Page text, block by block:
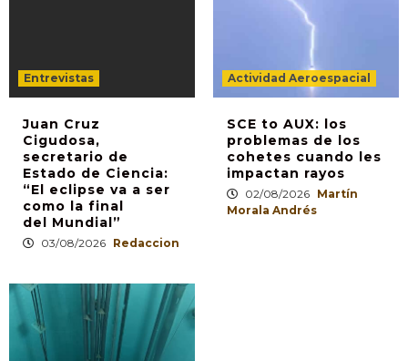
Entrevistas
Juan Cruz
Cigudosa,
secretario de
Estado de Ciencia:
“El eclipse va a ser
como la final
del Mundial”
03/08/2026 Redaccion
Actividad Aeroespacial
SCE to AUX: los
problemas de los
cohetes cuando les
impactan rayos
02/08/2026 Martín
Morala Andrés